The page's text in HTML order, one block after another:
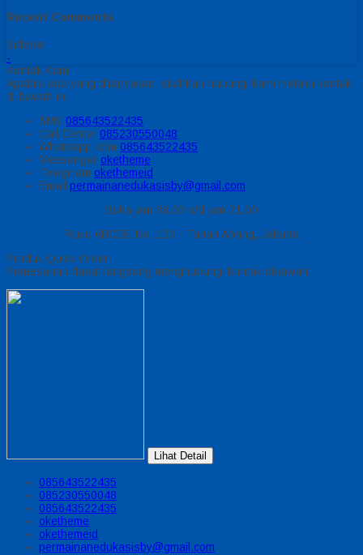
Recent Comments
Sidebar
-
Kontak Kami
Apabila ada yang ditanyakan, silahkan hubungi kami melalui kontak
di bawah ini.
SMS 085643522435
Call Center 085230550048
Whatsapp Icha 085643522435
Messenger oketheme
Telegrram okethemeid
Email permainanedukasisby@gmail.com
Buka jam 08.00 s/d jam 21.00
Ruko ABCDE No. 123 - Tanah Abang, Jakarta
Produk Quick Order
Pemesanan dapat langsung menghubungi kontak dibawah:
Lihat Detail
085643522435
085230550048
085643522435
oketheme
okethemeid
permainanedukasisby@gmail.com